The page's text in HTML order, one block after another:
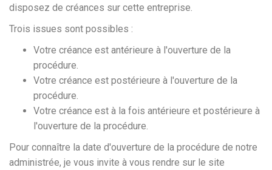
disposez de créances sur cette entreprise.
Trois issues sont possibles :
Votre créance est antérieure à l'ouverture de la
procédure.
Votre créance est postérieure à l'ouverture de la
procédure.
Votre créance est à la fois antérieure et postérieure à
l'ouverture de la procédure.
Pour connaître la date d'ouverture de la procédure de notre
administrée, je vous invite à vous rendre sur le site